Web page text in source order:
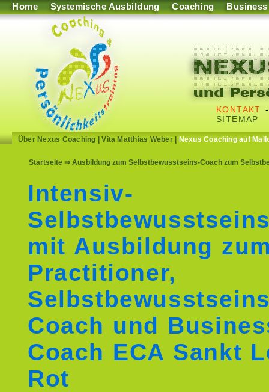
Home Systemische Ausbildung Coaching Business
KONTAKT
SITEMAP
Über Nexus Coaching |Vita Matthias Weber| Nexus Coaching auf
Startseite ⇒ Ausbildung zum Selbstbewusstseins-Coach zum
Intensiv-
mit Ausbildung
Practitioner,
Coach und
Coach ECA Sankt
Rot